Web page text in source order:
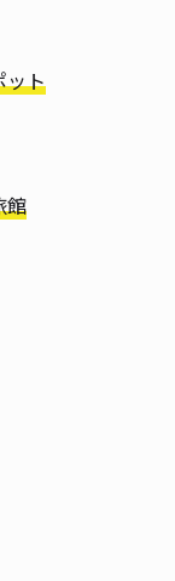
ット
館